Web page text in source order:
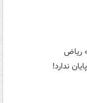
ریاض
ندارد!